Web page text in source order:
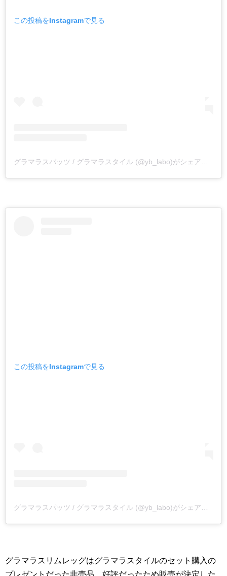
この投稿をInstagramで見る
この投稿をInstagramで見る
グラマラスリムレッグはグラマラスタイルのセット購入の
プレゼントだった非売品。好評だったため販売が決定した